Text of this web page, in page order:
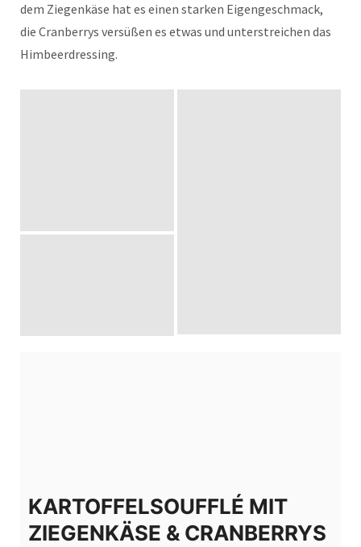
dem Ziegenkäse hat es einen starken Eigengeschmack,
die Cranberrys versüßen es etwas und unterstreichen das
Himbeerdressing.
KARTOFFELSOUFFLÉ MIT
ZIEGENKÄSE & CRANBERRYS